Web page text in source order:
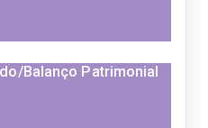
Balanço Patrimonial